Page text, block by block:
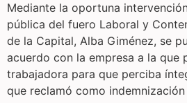
Mediante la oportuna
pública del fuero Laboral y
de la Capital, Alba Giménez, se
acuerdo con la empresa a la que
trabajadora para que perciba
que reclamó como